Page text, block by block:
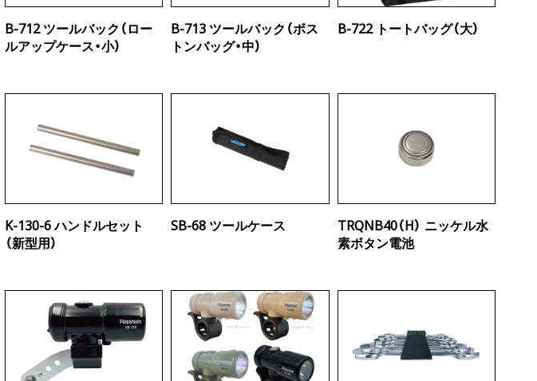
B-712 ツールバック（ロー
ルアップケース・小）
B-713 ツールバック（ボス
トンバッグ・中）
B-722 トートバッグ（大）
K-130-6 ハンドルセット
（新型用）
SB-68 ツールケース
TRQNB40（H） ニッケル水
素ボタン電池